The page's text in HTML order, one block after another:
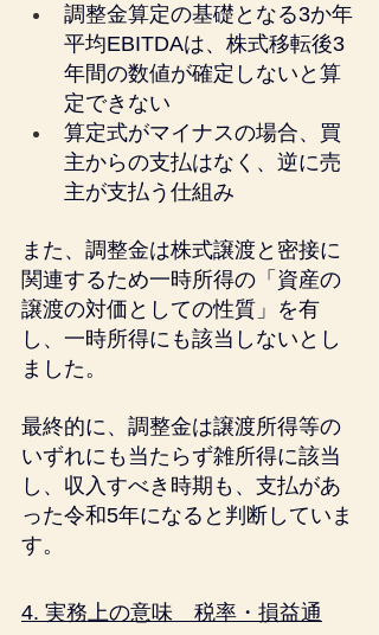
調整金算定の基礎となる3か年
平均EBITDAは、株式移転後3
年間の数値が確定しないと算
定できない
算定式がマイナスの場合、買
主からの支払はなく、逆に売
主が支払う仕組み
また、調整金は株式譲渡と密接に
関連するため一時所得の「資産の
譲渡の対価としての性質」を有
し、一時所得にも該当しないとし
ました。
最終的に、調整金は譲渡所得等の
いずれにも当たらず雑所得に該当
し、収入すべき時期も、支払があ
った令和5年になると判断していま
す。
4. 実務上の意味　税率・損益通